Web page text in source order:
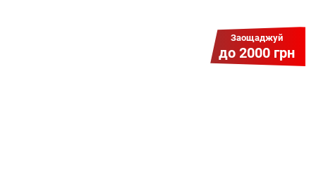
Заощаджуй
до 2000 грн